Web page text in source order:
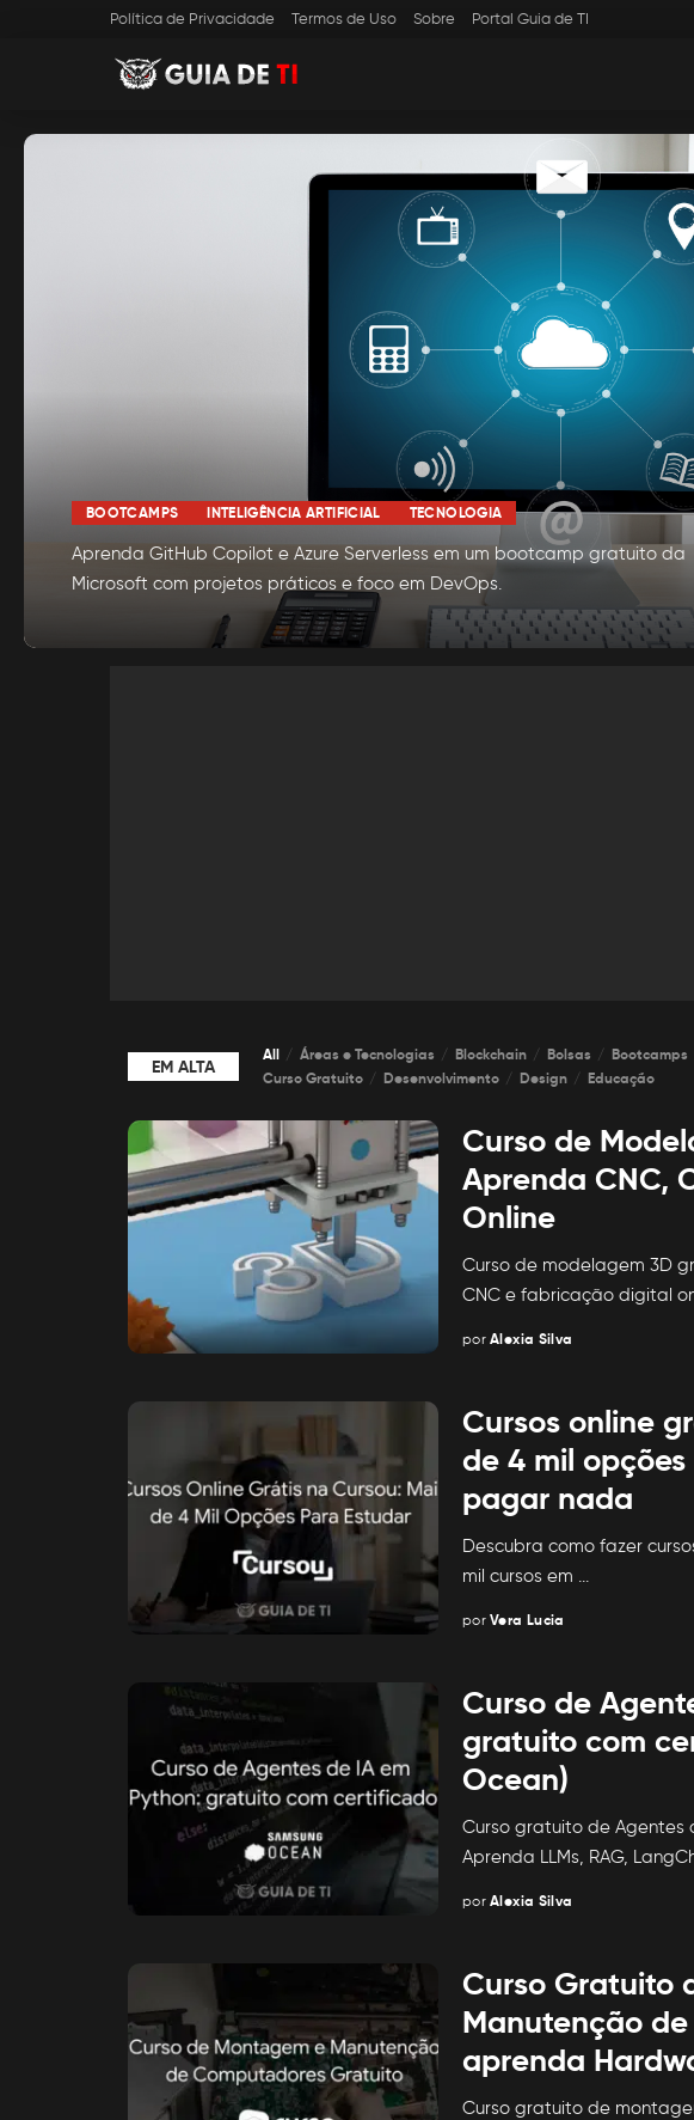
Política de Privacidade Termos de Uso Sobre Portal Guia de TI
BOOTCAMPS INTELIGÊNCIA ARTIFICIAL TECNOLOGIA
Aprenda GitHub Copilot e Azure Serverless em um bootcamp gratuito da
Microsoft com projetos práticos e foco em DevOps.
EM ALTA
All Áreas e Tecnologias Blockchain Bolsas Bootcamps
Curso Gratuito
Desenvolvimento Design Educação
Curso de
Aprenda CNC,
Online
Curso de modelagem 3D
CNC e fabricação digital
Posted
por Alexia Silva
Cursos online
de 4 mil
pagar nada
Descubra como fazer
mil cursos em
Posted
por Vera Lucia
Curso de
gratuito com
Ocean)
Curso gratuito de Agentes
Aprenda LLMs, RAG,
Posted
por Alexia Silva
Curso Gratuito
Manutenção
aprenda
Curso gratuito de